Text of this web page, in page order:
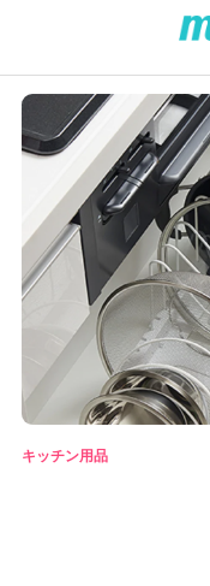
キッチン用品